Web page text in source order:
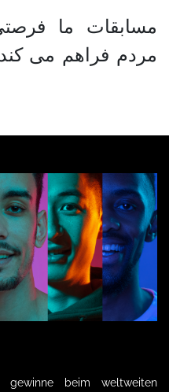
مسابقات ما
مردم فراهم می
gewinne beim weltweiten